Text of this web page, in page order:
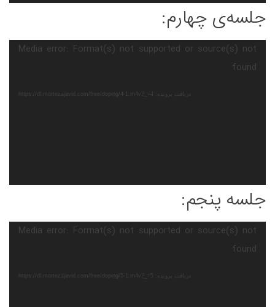
جلسه‌ی چهارم:
نمایشگر
Media error: Format(s) not supported or source(s) not
found
دریافت پرونده: https://dl.mortezajavid.com/free/doping/4-1.m4v?_=4
جلسه پنجم:
نمایشگر
Media error: Format(s) not supported or source(s) not
found
دریافت پرونده: https://dl.mortezajavid.com/free/doping/5-1.m4v?_=5